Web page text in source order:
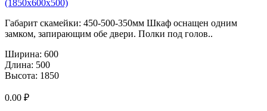
(1850х600х500)
Габарит скамейки: 450-500-350мм Шкаф оснащен одним
замком, запирающим обе двери. Полки под голов..
Ширина: 600
Длина: 500
Высота: 1850
0.00 ₽